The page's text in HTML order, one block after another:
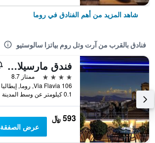
شاهد المزيد من أهم الفنادق في روما
فنادق بالقرب من آرت وتل روم بياتزا سالوستيو
فندق مارسيلا ريوال - بحديقة على السطح
4 نجوم
ممتاز 8.7
Via Flavia 106, روما, إيطاليا
0.1 كيلومتر عن وسط المدينة
593 ﷼
عرض الصفقة